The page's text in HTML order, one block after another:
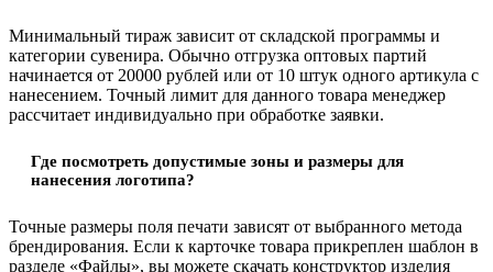
Минимальный тираж зависит от складской программы и
категории сувенира. Обычно отгрузка оптовых партий
начинается от 20000 рублей или от 10 штук одного артикула с
нанесением. Точный лимит для данного товара менеджер
рассчитает индивидуально при обработке заявки.
Где посмотреть допустимые зоны и размеры для
нанесения логотипа?
Точные размеры поля печати зависят от выбранного метода
брендирования. Если к карточке товара прикреплен шаблон в
разделе «Файлы», вы можете скачать конструктор изделия